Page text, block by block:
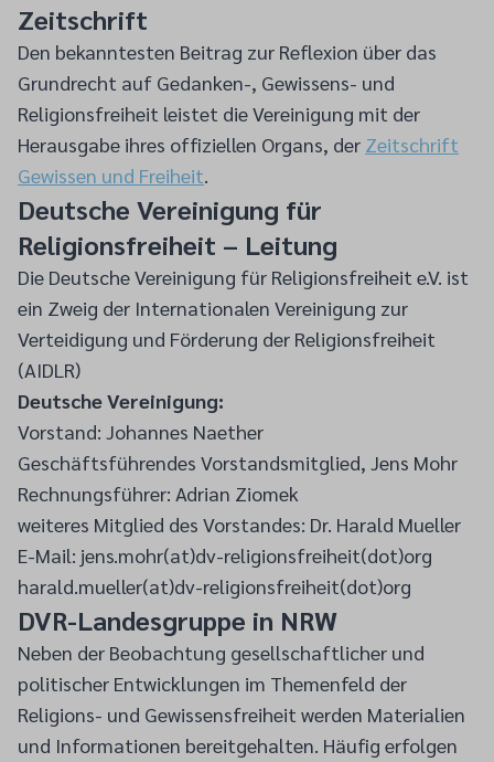
Zeitschrift
Den bekanntesten Beitrag zur Reflexion über das
Grundrecht auf Gedanken-, Gewissens- und
Religionsfreiheit leistet die Vereinigung mit der
Herausgabe ihres offiziellen Organs, der Zeitschrift
Gewissen und Freiheit.
Deutsche Vereinigung für
Religionsfreiheit – Leitung
Die Deutsche Vereinigung für Religionsfreiheit e.V. ist
ein Zweig der Internationalen Vereinigung zur
Verteidigung und Förderung der Religionsfreiheit
(AIDLR)
Deutsche Vereinigung:
Vorstand: Johannes Naether
Geschäftsführendes Vorstandsmitglied, Jens Mohr
Rechnungsführer: Adrian Ziomek
weiteres Mitglied des Vorstandes: Dr. Harald Mueller
E-Mail: jens.mohr(at)dv-religionsfreiheit(dot)org
harald.mueller(at)dv-religionsfreiheit(dot)org
DVR-Landesgruppe in NRW
Neben der Beobachtung gesellschaftlicher und
politischer Entwicklungen im Themenfeld der
Religions- und Gewissensfreiheit werden Materialien
und Informationen bereitgehalten. Häufig erfolgen